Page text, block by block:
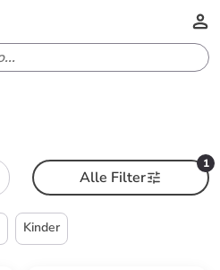
1
Alle Filter
Kinder